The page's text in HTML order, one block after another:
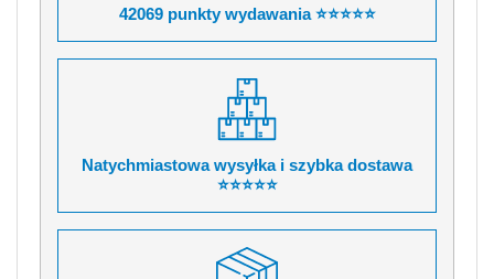
42069 punkty wydawania ⭐⭐⭐⭐⭐
Natychmiastowa wysyłka i szybka dostawa
⭐⭐⭐⭐⭐